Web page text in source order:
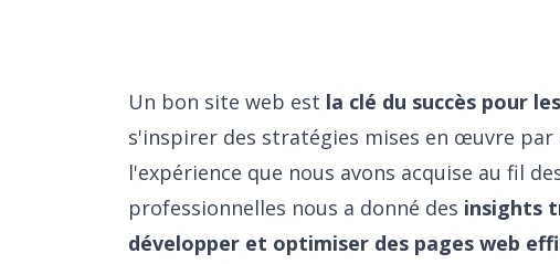
Un bon site web est la clé du succès pour
s'inspirer des stratégies mises en œuvre par
l'expérience que nous avons acquise au fil
professionnelles nous a donné des insights
développer et optimiser des pages web